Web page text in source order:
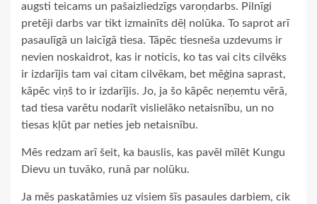
augsti teicams un pašaizliedzīgs varoņdarbs. Pilnīgi
pretēji darbs var tikt izmainīts dēļ nolūka. To saprot arī
pasaulīgā un laicīgā tiesa. Tāpēc tiesneša uzdevums ir
nevien noskaidrot, kas ir noticis, ko tas vai cits cilvēks
ir izdarījis tam vai citam cilvēkam, bet mēģina saprast,
kāpēc viņš to ir izdarījis. Jo, ja šo kāpēc neņemtu vērā,
tad tiesa varētu nodarīt vislielāko netaisnību, un no
tiesas kļūt par neties jeb netaisnību.
Mēs redzam arī šeit, ka bauslis, kas pavēl mīlēt Kungu
Dievu un tuvāko, runā par nolūku.
Ja mēs paskatāmies uz visiem šīs pasaules darbiem, cik